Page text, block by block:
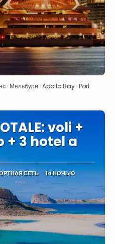
· Мельбурн · Apollo Bay · Port
voli +
+ 3 hotel a
СЕТЬ 14 НОЧЬЮ